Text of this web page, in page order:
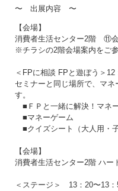
〜 出展内容 〜
【会場】
消費者生活センター2階 ⑪
※チラシの2階会場案内をご
＜FPに相談 FPと遊ぼう＞12
セミナーと同じ場所で、マ
す。
■ＦＰと一緒に解決！マネ
■マネーゲーム
■クイズシート（大人用・
【会場】
消費者生活センター2階 ハー
＜ステージ＞ 13：20〜13：